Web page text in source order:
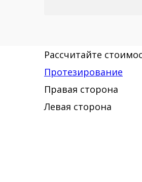
Рассчитайте
Протезирование
Правая сторона
Левая сторона